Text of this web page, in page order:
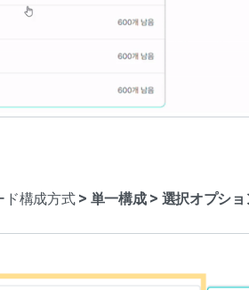
ド構成方式 > 単一構成 > 選択オプショ